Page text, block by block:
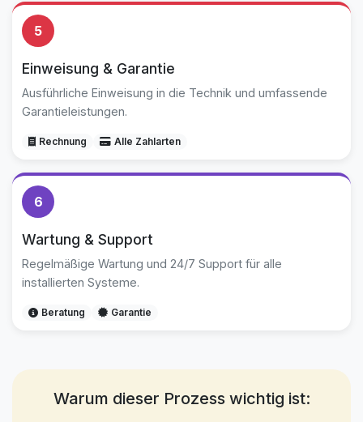
5
Einweisung & Garantie
Ausführliche Einweisung in die Technik und umfassende
Garantieleistungen.
Rechnung Alle Zahlarten
6
Wartung & Support
Regelmäßige Wartung und 24/7 Support für alle
installierten Systeme.
Beratung Garantie
Warum dieser Prozess wichtig ist: